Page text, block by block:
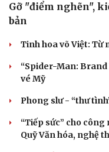
Gỡ "điểm nghẽn",
bản
Tinh hoa võ Việt: Từ
“Spider-Man: Brand
vé Mỹ
Phong slư - “thư
“Tiếp sức” cho công
Quỹ Văn hóa, nghệ